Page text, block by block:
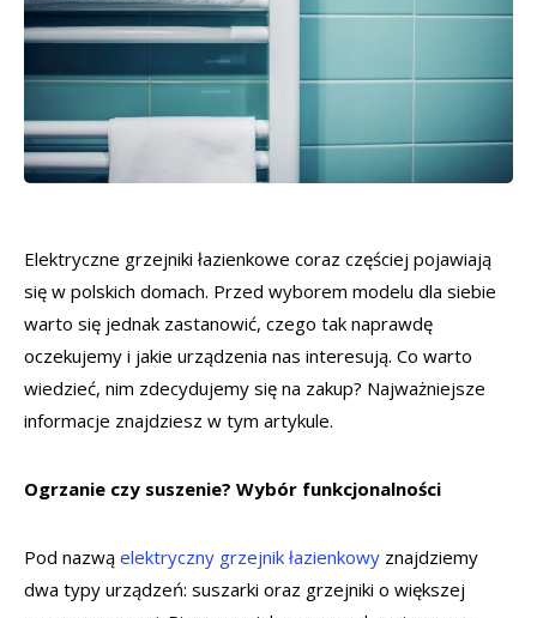
Elektryczne grzejniki łazienkowe coraz częściej pojawiają
się w polskich domach. Przed wyborem modelu dla siebie
warto się jednak zastanowić, czego tak naprawdę
oczekujemy i jakie urządzenia nas interesują. Co warto
wiedzieć, nim zdecydujemy się na zakup? Najważniejsze
informacje znajdziesz w tym artykule.
Ogrzanie czy suszenie? Wybór funkcjonalności
Pod nazwą elektryczny grzejnik łazienkowy znajdziemy
dwa typy urządzeń: suszarki oraz grzejniki o większej